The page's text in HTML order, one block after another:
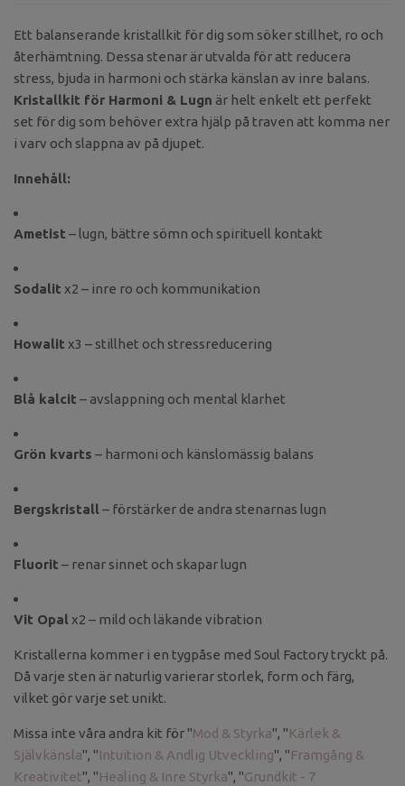
Ett balanserande kristallkit för dig som söker stillhet, ro och
återhämtning. Dessa stenar är utvalda för att reducera
stress, bjuda in harmoni och stärka känslan av inre balans.
Kristallkit för Harmoni & Lugn är helt enkelt ett perfekt
set för dig som behöver extra hjälp på traven att komma ner
i varv och slappna av på djupet.
Innehåll:
Ametist – lugn, bättre sömn och spirituell kontakt
Sodalit x2 – inre ro och kommunikation
Howalit x3 – stillhet och stressreducering
Blå kalcit – avslappning och mental klarhet
Grön kvarts – harmoni och känslomässig balans
Bergskristall– förstärker de andra stenarnas lugn
Fluorit – renar sinnet och skapar lugn
Vit Opalx2 – mild och läkande vibration
Kristallerna kommer i en tygpåse med Soul Factory tryckt på.
Då varje sten är naturlig varierar storlek, form och färg,
vilket gör varje set unikt.
Missa inte våra andra kit för "Mod & Styrka", "Kärlek &
Självkänsla", "Intuition & Andlig Utveckling", "Framgång &
Kreativitet", "Healing & Inre Styrka", "Grundkit - 7